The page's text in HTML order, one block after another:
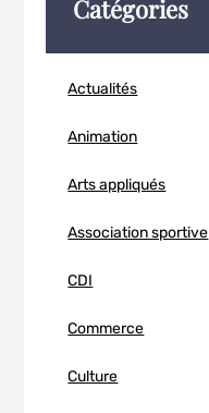
Catégories
Actualités
Animation
Arts appliqués
Association sportive
CDI
Commerce
Culture